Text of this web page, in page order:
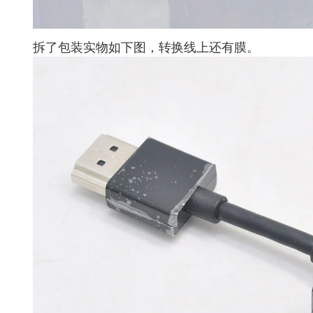
拆了包装实物如下图，转换线上还有膜。